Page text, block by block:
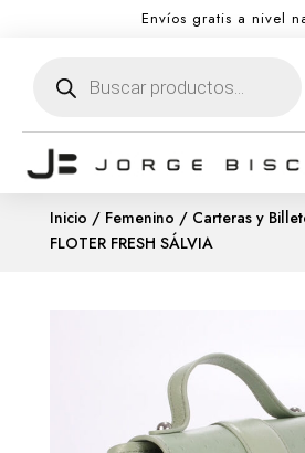
Envíos gratis a nivel
productos
Inicio / Femenino / Carteras y
FLOTER FRESH SÁLVIA